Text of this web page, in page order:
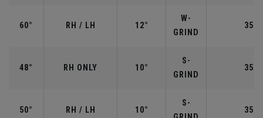
60° RH / LH 12°
W-
GRIND
48° RH ONLY 10°
S-
GRIND
50° RH / LH 10°
S-